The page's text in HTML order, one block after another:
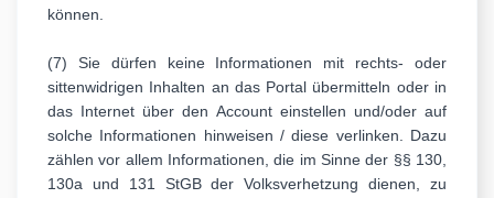
können.
(7) Sie dürfen keine Informationen mit rechts- oder
sittenwidrigen Inhalten an das Portal übermitteln oder in
das Internet über den Account einstellen und/oder auf
solche Informationen hinweisen / diese verlinken. Dazu
zählen vor allem Informationen, die im Sinne der §§ 130,
130a und 131 StGB der Volksverhetzung dienen, zu